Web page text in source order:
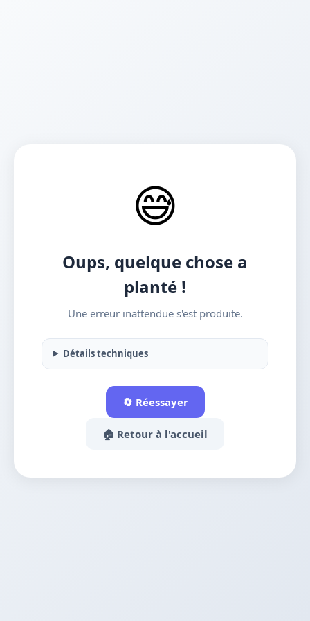
😅
Oups, quelque chose a
planté !
Une erreur inattendue s'est produite.
Détails techniques
🔄 Réessayer
🏠 Retour à l'accueil